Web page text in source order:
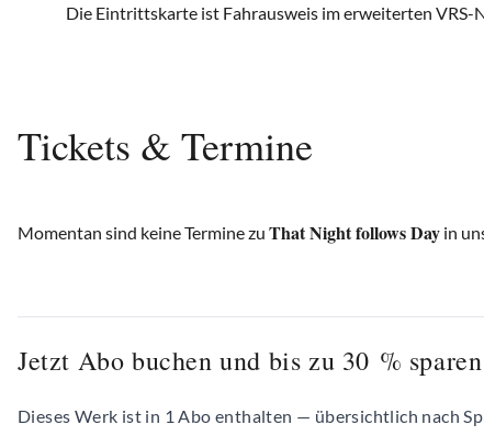
Die Eintrittskarte ist Fahrausweis im erweiterten VRS-
Tickets & Termine
Momentan sind keine Termine zu That Night follows Day in
Jetzt Abo buchen und bis zu 30 % sparen
Dieses Werk ist in 1 Abo enthalten — übersichtlich nach